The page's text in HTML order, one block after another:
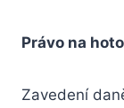
Právo na
Zavedení